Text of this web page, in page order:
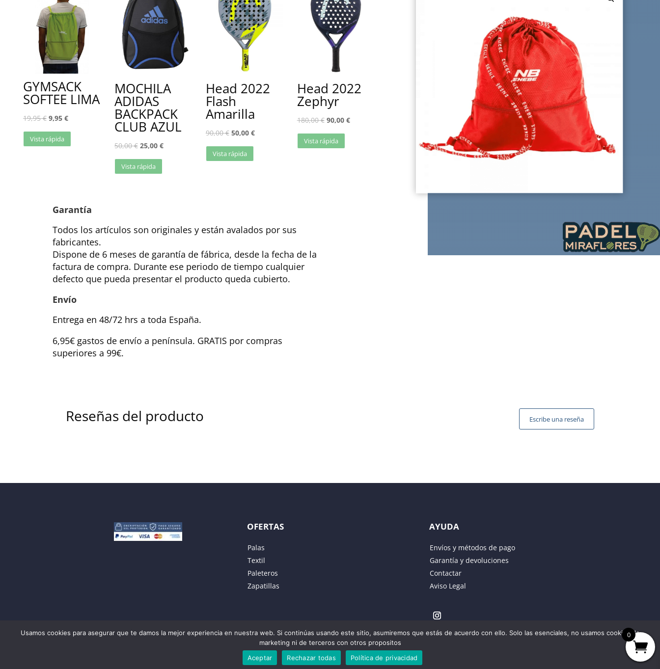
GYMSACK
SOFTEE LIMA
19,95€ 9,95 €
Vista rápida
MOCHILA
ADIDAS
BACKPACK
CLUB AZUL
50,00€ 25,00 €
Vista rápida
Head 2022
Flash
Amarilla
90,00€ 50,00 €
Vista rápida
Head 2022
Zephyr
180,00€ 90,00 €
Vista rápida
Garantía
Todos los artículos son originales y están avalados por sus
fabricantes.
Dispone de 6 meses de garantía de fábrica, desde la fecha de la
factura de compra. Durante ese periodo de tiempo cualquier
defecto que pueda presentar el producto queda cubierto.
Envío
Entrega en 48/72 hrs a toda España.
6,95€ gastos de envío a península. GRATIS por compras
superiores a 99€.
Reseñas del producto Escribe una reseña
OFERTAS
Palas
Textil
Paleteros
Zapatillas
AYUDA
Envíos y métodos de pago
Garantía y devoluciones
Contactar
Aviso Legal
0
Usamos cookies para asegurar que te damos la mejor experiencia en nuestra web. Si continúas usando este sitio, asumiremos que estás de acuerdo con ello. Solo las esenciales, no usamos cookies de
marketing ni de terceros con otros propositos
Aceptar
Rechazar todas Política de privacidad